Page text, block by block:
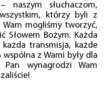
naszym słuchaczom,
którzy byli z
mogliśmy tworzyć,
Słowem Bożym. Każda
transmisja, każde
z Wami były dla
wynagrodzi Wam